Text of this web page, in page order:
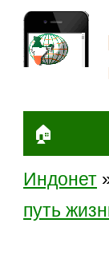
🏠
Индонет
путь